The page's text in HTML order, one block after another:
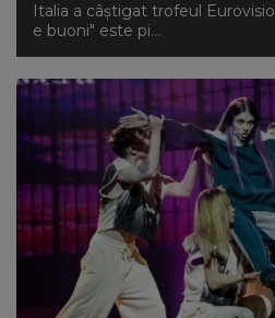
Italia a câștigat trofeul
e buoni" este pi...